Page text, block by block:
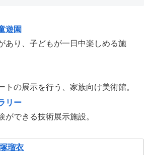
遊園
あり、子どもが一日中楽しめる施
トの展示を行う、家族向け美術館。
リー
ができる技術展示施設。
瑠衣